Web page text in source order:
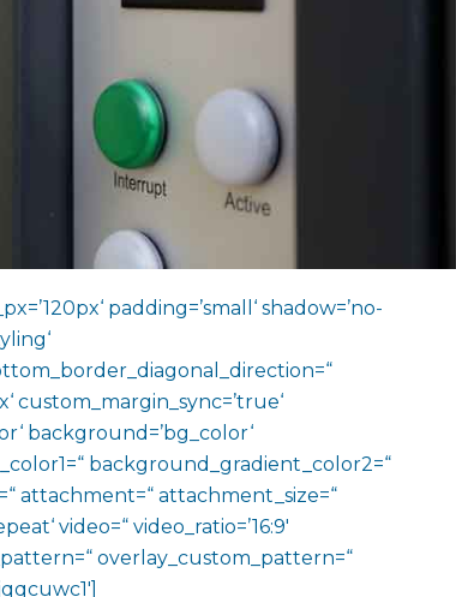
padding=’small‘ shadow=’no-
custom_margin_sync=’true‘
background=’bg_color‘
background_gradient_color2=“
attachment=“ attachment_size=“
video=“ video_ratio=’16:9′
overlay_custom_pattern=“